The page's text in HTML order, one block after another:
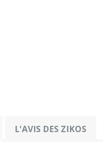
L'AVIS DES ZIKOS